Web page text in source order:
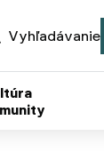
Vyhľadávanie